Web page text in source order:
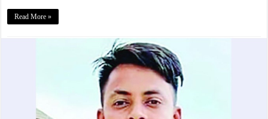
Read More »